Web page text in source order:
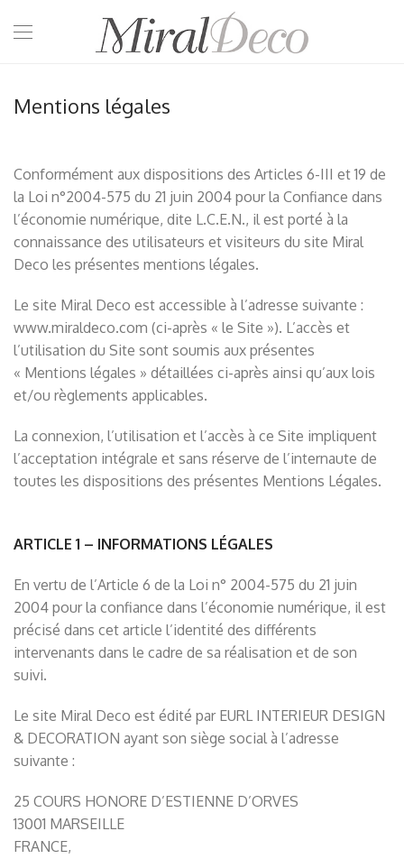
Mentions légales
Conformément aux dispositions des Articles 6-III et 19 de
la Loi n°2004-575 du 21 juin 2004 pour la Confiance dans
l’économie numérique, dite L.C.E.N., il est porté à la
connaissance des utilisateurs et visiteurs du site Miral
Deco les présentes mentions légales.
Le site Miral Deco est accessible à l’adresse suivante :
www.miraldeco.com (ci-après « le Site »). L’accès et
l’utilisation du Site sont soumis aux présentes
« Mentions légales » détaillées ci-après ainsi qu’aux lois
et/ou règlements applicables.
La connexion, l’utilisation et l’accès à ce Site impliquent
l’acceptation intégrale et sans réserve de l’internaute de
toutes les dispositions des présentes Mentions Légales.
ARTICLE 1 – INFORMATIONS LÉGALES
En vertu de l’Article 6 de la Loi n° 2004-575 du 21 juin
2004 pour la confiance dans l’économie numérique, il est
précisé dans cet article l’identité des différents
intervenants dans le cadre de sa réalisation et de son
suivi.
Le site Miral Deco est édité par EURL INTERIEUR DESIGN
& DECORATION ayant son siège social à l’adresse
suivante :
25 COURS HONORE D’ESTIENNE D’ORVES
13001 MARSEILLE
FRANCE,